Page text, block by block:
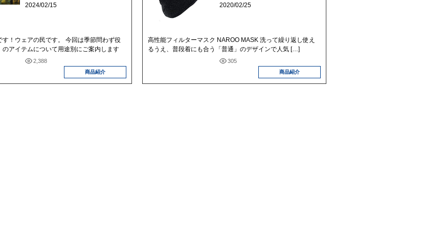
2024/02/15
2,388
商品紹介
す！ウェアの民です。 今回は季節問わず役
のアイテムについて用途別にご案内します
2020/02/25
305
商品紹介
高性能フィルターマスク NAROO MASK 洗って繰り返し使え
るうえ、普段着にも合う「普通」のデザインで人気 […]